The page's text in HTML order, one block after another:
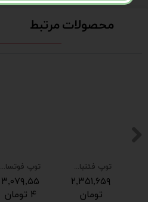
محصولات مرتبط
توپ فوتسال مولتن molten
۳,۰۷۹,۵۵
۴ تومان
توپ فئتبال مولتن molten سایز 4
۲,۳۵۱,۶۵۹
تومان